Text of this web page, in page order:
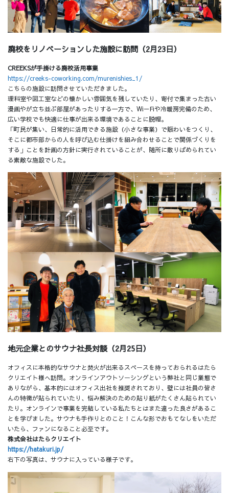
廃校をリノベーションした施設に訪問（2月23日）
CREEKSが手掛ける廃校活用事業
https://creeks-coworking.com/murenishies_1/
こちらの施設に訪問させていただきました。
理科室や図工室などの懐かしい雰囲気を残していたり、寄付で集まった古い
漫画やが立ち並ぶ部屋があったりする一方で、Wi－Fiや冷暖房完備のため、
広い学校でも快適に仕事が出来る環境であることに脱帽。
「町民が集い、日常的に活用できる施設（小さな事業）で賑わいをつくり、
そこに都市部からの人を呼び込む仕掛けを組み合わせることで関係づくりを
する」ことを計画の方針に実行されていることが、随所に散りばめられてい
る素敵な施設でした。
地元企業とのサウナ社長対談（2月25日）
オフィスに本格的なサウナと焚火が出来るスペースを持っておられるはたら
クリエイト様へ訪問。オンラインアウトソーシングという弊社と同じ業態で
ありながら、基本的にはオフィス出社を推奨されており、壁には社員の皆さ
んの特徴が貼られていたり、悩み解決のための貼り紙がたくさん貼られてい
たり。オンラインで事業を完結している私たちとはまた違った良さがあるこ
とを学びました。サウナも手作りとのこと！こんな形でおもてなしをいただ
いたら、ファンになること必至です。
株式会社はたらクリエイト
https://hatakuri.jp/
右下の写真は、サウナに入っている様子です。